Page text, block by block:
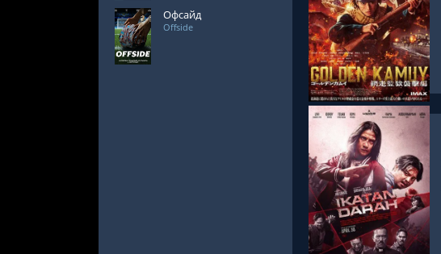
СМОТРЕТЬ ОНЛАЙН
СМОТРЕТЬ ОНЛАЙН
Офсайд
Offside